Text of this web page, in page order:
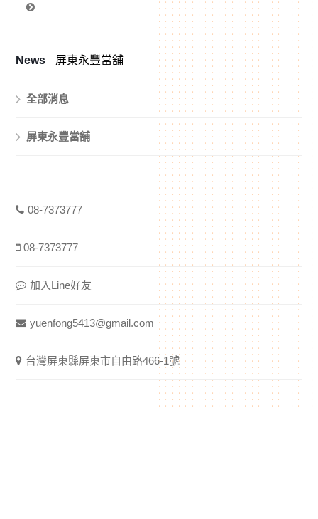
News 屏東永豐當舖
全部消息
屏東永豐當舖
08-7373777
08-7373777
加入Line好友
yuenfong5413@gmail.com
台灣屏東縣屏東市自由路466-1號